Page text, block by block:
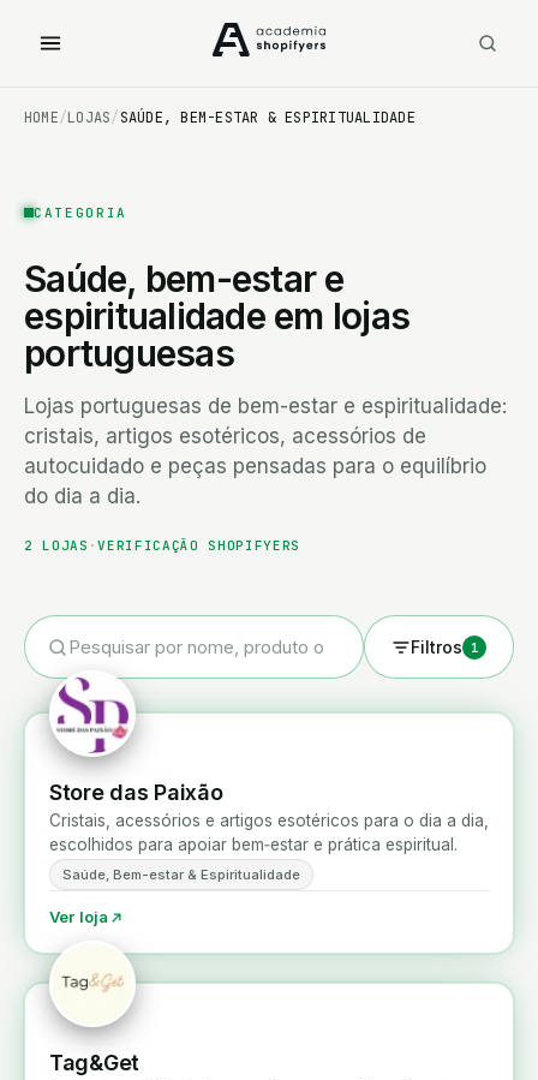
Artigos Personalizados
Bebé & Criança
Brinquedos & Jogos
Desporto & Fitness
Equipamentos & Consumíveis Profissionais
Jardim & Exterior
Jóias & Acessórios
Livros, Educação e Papelarias
Tecnologia & Gadgets
HOME/LOJAS/SAÚDE, BEM-ESTAR & ESPIRITUALIDADE
CATEGORIA
Saúde, bem-estar e
espiritualidade em lojas
portuguesas
Lojas portuguesas de bem-estar e espiritualidade:
cristais, artigos esotéricos, acessórios de
autocuidado e peças pensadas para o equilíbrio
do dia a dia.
2 LOJAS ·VERIFICAÇÃO SHOPIFYERS
Filtros 1
Store das Paixão
Cristais, acessórios e artigos esotéricos para o dia a dia,
escolhidos para apoiar bem‑estar e prática espiritual.
Saúde, Bem-estar & Espiritualidade
Ver loja
Tag&Get